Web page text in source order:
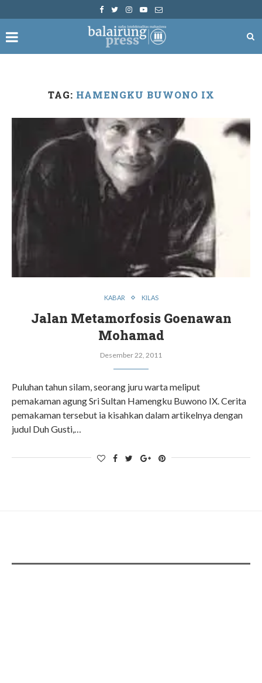
TAG: HAMENGKU BUWONO IX
KABAR KILAS
Jalan Metamorfosis Goenawan
Mohamad
Desember 22, 2011
Puluhan tahun silam, seorang juru warta meliput
pemakaman agung Sri Sultan Hamengku Buwono IX. Cerita
pemakaman tersebut ia kisahkan dalam artikelnya dengan
judul Duh Gusti,…